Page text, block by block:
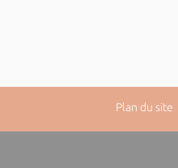
Plan du site